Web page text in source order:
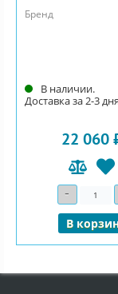
Бренд
В наличии.
Доставка за 2-3 дня
22 060
-
В